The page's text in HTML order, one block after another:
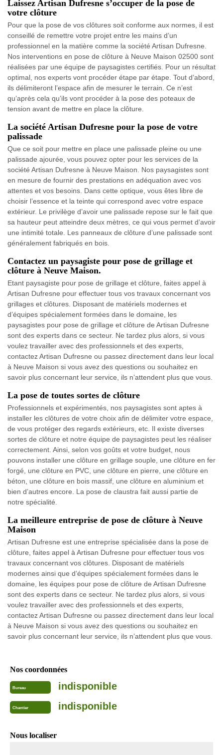
Laissez Artisan Dufresne s’occuper de la pose de
votre clôture
Pour que la pose de vos clôtures soit conforme aux normes, il est
conseillé de remettre votre projet entre les mains d’un
professionnel en la matière comme la société Artisan Dufresne.
Nos interventions en pose de clôture à Neuve Maison 02500 sont
réalisées par une équipe de paysagistes certifiés. Pour un résultat
optimal, nos experts vont procéder étape par étape. Tout d’abord,
ils délimiteront l’espace afin de mesurer le terrain. Ce n’est
qu’après cela qu’ils vont procéder à la pose des poteaux de
tension avant de mettre en place la clôture.
La société Artisan Dufresne pour la pose de votre
palissade
Que ce soit pour mettre en place une palissade pleine ou une
palissade ajourée, vous pouvez opter pour les services de la
société Artisan Dufresne à Neuve Maison. Nos paysagistes sont
en mesure de fournir des prestations en adéquation avec vos
attentes et vos besoins. Dans cette optique, vous êtes libre de
choisir l’essence et la teinte qui correspond avec votre espace
extérieur. Le privilège d’avoir une palissade repose sur le fait que
sa hauteur peut atteindre deux mètres, ce qui vous permet d’avoir
une intimité totale. Les panneaux de clôture d’une palissade sont
généralement fabriqués en bois.
Contactez un paysagiste pour pose de grillage et
clôture à Neuve Maison.
Etant paysagiste pour pose de grillage et clôture, faites appel à
Artisan Dufresne pour effectuer tous vos travaux concernant vos
grillages et clôtures. Disposant de matériels modernes et
d’équipes spécialement formées dans le domaine, les
paysagistes pour pose de grillage et clôture de Artisan Dufresne
sont des experts dans ce secteur. Ne tardez plus alors, si vous
voulez travailler avec des professionnels et des experts,
contactez Artisan Dufresne ou passez directement dans leur local
à Neuve Maison si vous avez des questions ou souhaitez en
savoir plus concernant leur service, ils n’attendent plus que vous.
La pose de toutes sortes de clôture
Professionnels et expérimentés, nos paysagistes sont aptes à
installer les clôtures de votre choix afin de délimiter votre espace,
de vous protéger des regards extérieurs, etc. Il existe diverses
sortes de clôture et notre équipe de paysagistes peut les réaliser
correctement. Ainsi, selon vos goûts et votre budget, nous
pouvons installer une clôture en grillage souple, une clôture en fer
forgé, une clôture en PVC, une clôture en pierre, une clôture en
béton, une clôture en bois massif, une clôture en aluminium et
bien d’autres encore. La pose de claustra fait aussi partie de
notre spécialité.
La meilleure entreprise de pose de clôture à Neuve
Maison
Artisan Dufresne est une entreprise spécialisée dans la pose de
clôture, faites appel à Artisan Dufresne pour effectuer tous vos
travaux concernant vos clôtures. Disposant de matériels
modernes ainsi que d’équipes spécialement formées dans le
domaine, les équipes pour pose de clôture de Artisan Dufresne
sont des experts dans ce secteur. Ne tardez plus alors, si vous
voulez travailler avec des professionnels et des experts,
contactez Artisan Dufresne ou passez directement dans leur local
à Neuve Maison si vous avez des questions ou souhaitez en
savoir plus concernant leur service, ils n’attendent plus que vous.
Nos coordonnées
Bureau indisponible
Chantier indisponible
Nous localiser